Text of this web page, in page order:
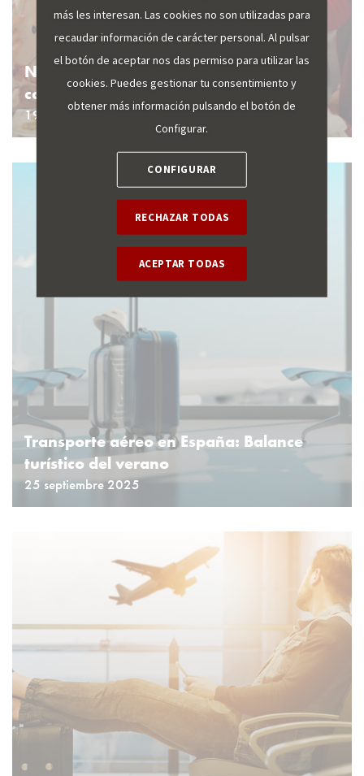
Navidades 2025: Búsquedas y
capacidad aérea
19 noviembre 2025
Transporte aéreo en España: Balance
turístico del verano
25 septiembre 2025
más les interesan. Las cookies no son utilizadas para
recaudar información de carácter personal. Al pulsar
el botón de aceptar nos das permiso para utilizar las
cookies. Puedes gestionar tu consentimiento y
obtener más información pulsando el botón de
Configurar.
CONFIGURAR
RECHAZAR TODAS
ACEPTAR TODAS